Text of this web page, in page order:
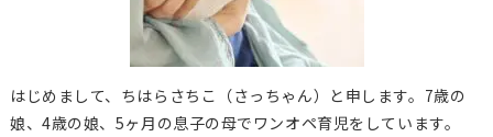
はじめまして、ちはらさちこ（さっちゃん）と申します。7歳の
娘、4歳の娘、5ヶ月の息子の母でワンオペ育児をしています。